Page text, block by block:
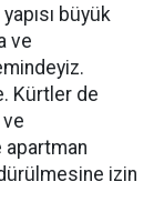
büyük
ve
Kürtler de
apartman
izin